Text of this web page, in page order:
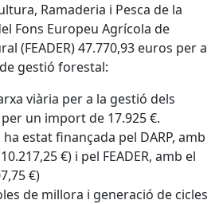
Ramaderia i Pesca de la
Fons Europeu Agrícola de
(FEADER) 47.770,93 euros per a
gestió forestal:
viària per a la gestió dels
un import de 17.925 €.
estat finançada pel DARP, amb
€) i pel FEADER, amb el
€)
de millora i generació de cicles